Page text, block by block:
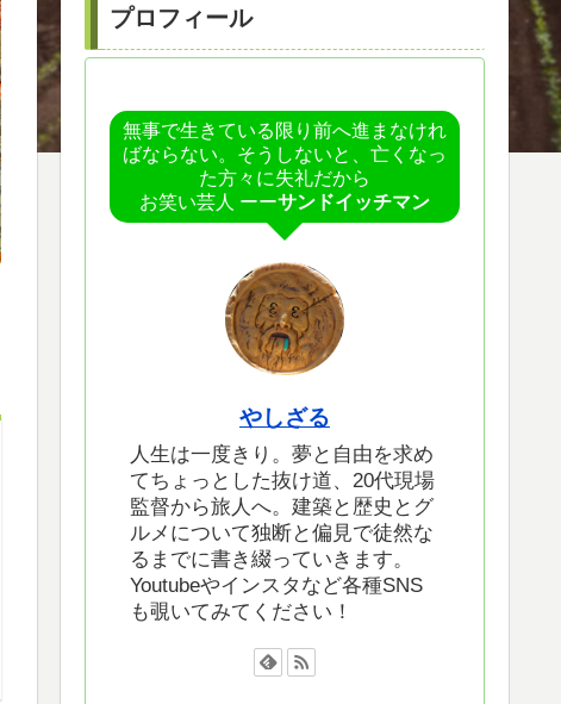
プロフィール
無事で生きている限り前へ進まなけれ
ばならない。そうしないと、亡くなっ
た方々に失礼だから
お笑い芸人 ーーサンドイッチマン
やしざる
人生は一度きり。夢と自由を求め
てちょっとした抜け道、20代現場
監督から旅人へ。建築と歴史とグ
ルメについて独断と偏見で徒然な
るまでに書き綴っていきます。
Youtubeやインスタなど各種SNS
も覗いてみてください！